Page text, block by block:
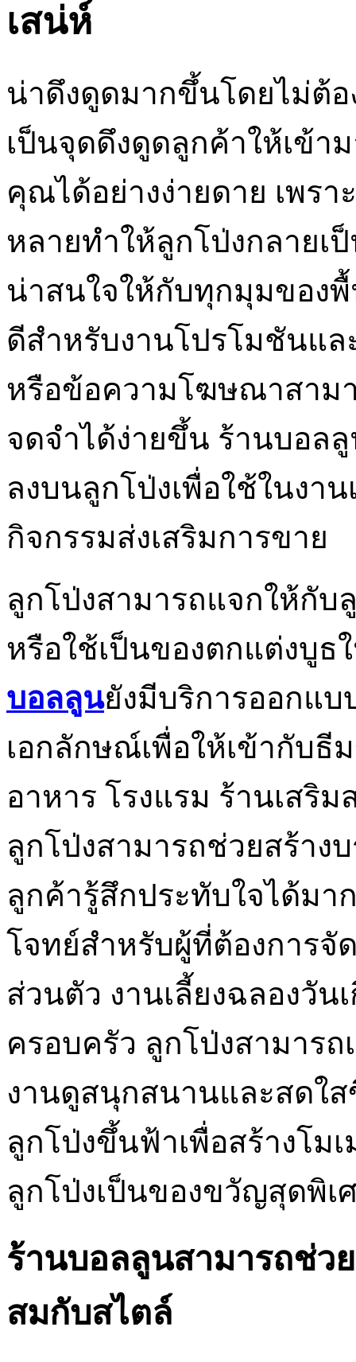
เสน่ห์
น่าดึงดูดมากขึ้นโดยไม่ต้
เป็นจุดดึงดูดลูกค้าให้เข้า
คุณได้อย่างง่ายดาย เพร
หลายทำให้ลูกโป่งกลายเ
น่าสนใจให้กับทุกมุมของ
ดีสำหรับงานโปรโมชันแ
หรือข้อความโฆษณาสาม
จดจำได้ง่ายขึ้น ร้านบอล
ลงบนลูกโป่งเพื่อใช้ในงา
กิจกรรมส่งเสริมการขาย
ลูกโป่งสามารถแจกให้กับ
หรือใช้เป็นของตกแต่งบูธ
บอลลูนยังมีบริการออกแ
เอกลักษณ์เพื่อให้เข้ากับธี
อาหาร โรงแรม ร้านเสริ
ลูกโป่งสามารถช่วยสร้าง
ลูกค้ารู้สึกประทับใจได้ม
โจทย์สำหรับผู้ที่ต้องการจั
ส่วนตัว งานเลี้ยงฉลองวัน
ครอบครัว ลูกโป่งสามาร
งานดูสนุกสนานและสดใ
ลูกโป่งขึ้นฟ้าเพื่อสร้างโม
ลูกโป่งเป็นของขวัญสุดพิเ
ร้านบอลลูนสามารถช่ว
สมกับสไตล์